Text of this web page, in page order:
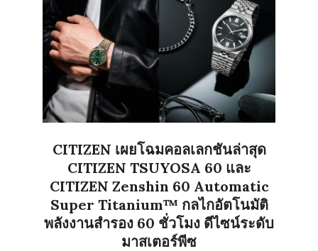
CITIZEN เผยโฉมคอลเลกชันล่าสุด
CITIZEN TSUYOSA 60 และ
CITIZEN Zenshin 60 Automatic
Super Titanium™ กลไกอัตโนมัติ
พลังงานสำรอง 60 ชั่วโมง ดีไซน์ระดับ
มาสเตอร์พีซ